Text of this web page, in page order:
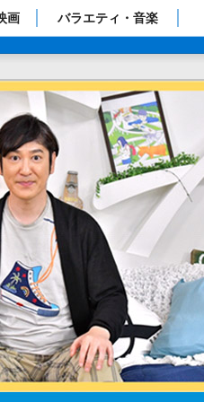
トップページ
画 バラエティ・音楽